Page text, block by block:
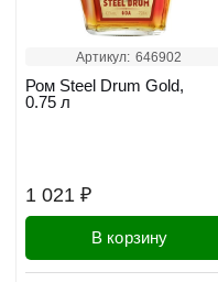
Артикул: 646902
1 021 ₽
Ром Steel Drum Gold,
0.75 л
В корзину